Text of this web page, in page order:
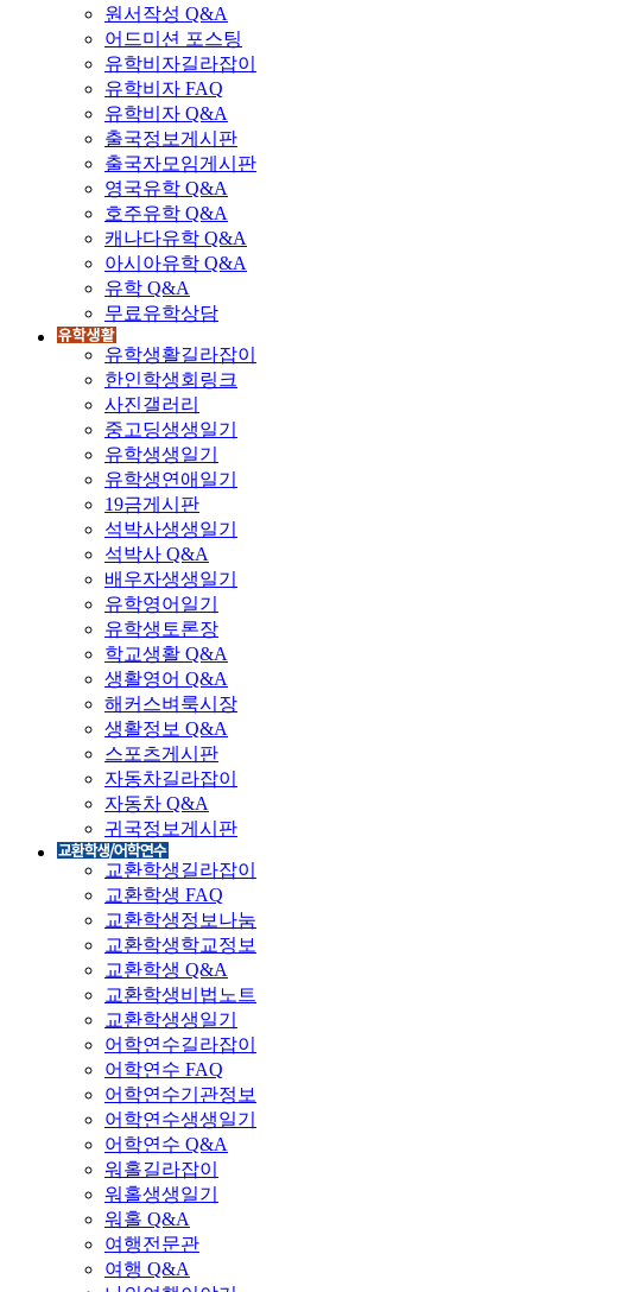
원서작성 Q&A
어드미션 포스팅
유학비자길라잡이
유학비자 FAQ
유학비자 Q&A
출국정보게시판
출국자모임게시판
영국유학 Q&A
호주유학 Q&A
캐나다유학 Q&A
아시아유학 Q&A
유학 Q&A
무료유학상담
유학생활길라잡이
한인학생회링크
사진갤러리
중고딩생생일기
유학생생일기
유학생연애일기
19금게시판
석박사생생일기
석박사 Q&A
배우자생생일기
유학영어일기
유학생토론장
학교생활 Q&A
생활영어 Q&A
해커스벼룩시장
생활정보 Q&A
스포츠게시판
자동차길라잡이
자동차 Q&A
귀국정보게시판
교환학생길라잡이
교환학생 FAQ
교환학생정보나눔
교환학생학교정보
교환학생 Q&A
교환학생비법노트
교환학생생일기
어학연수길라잡이
어학연수 FAQ
어학연수기관정보
어학연수생생일기
어학연수 Q&A
워홀길라잡이
워홀생생일기
워홀 Q&A
여행전문관
여행 Q&A